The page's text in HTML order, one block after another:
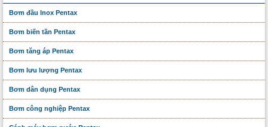
Bơm đầu Inox Pentax
Bơm biến tần Pentax
Bơm tăng áp Pentax
Bơm lưu lượng Pentax
Bơm dân dụng Pentax
Bơm công nghiệp Pentax